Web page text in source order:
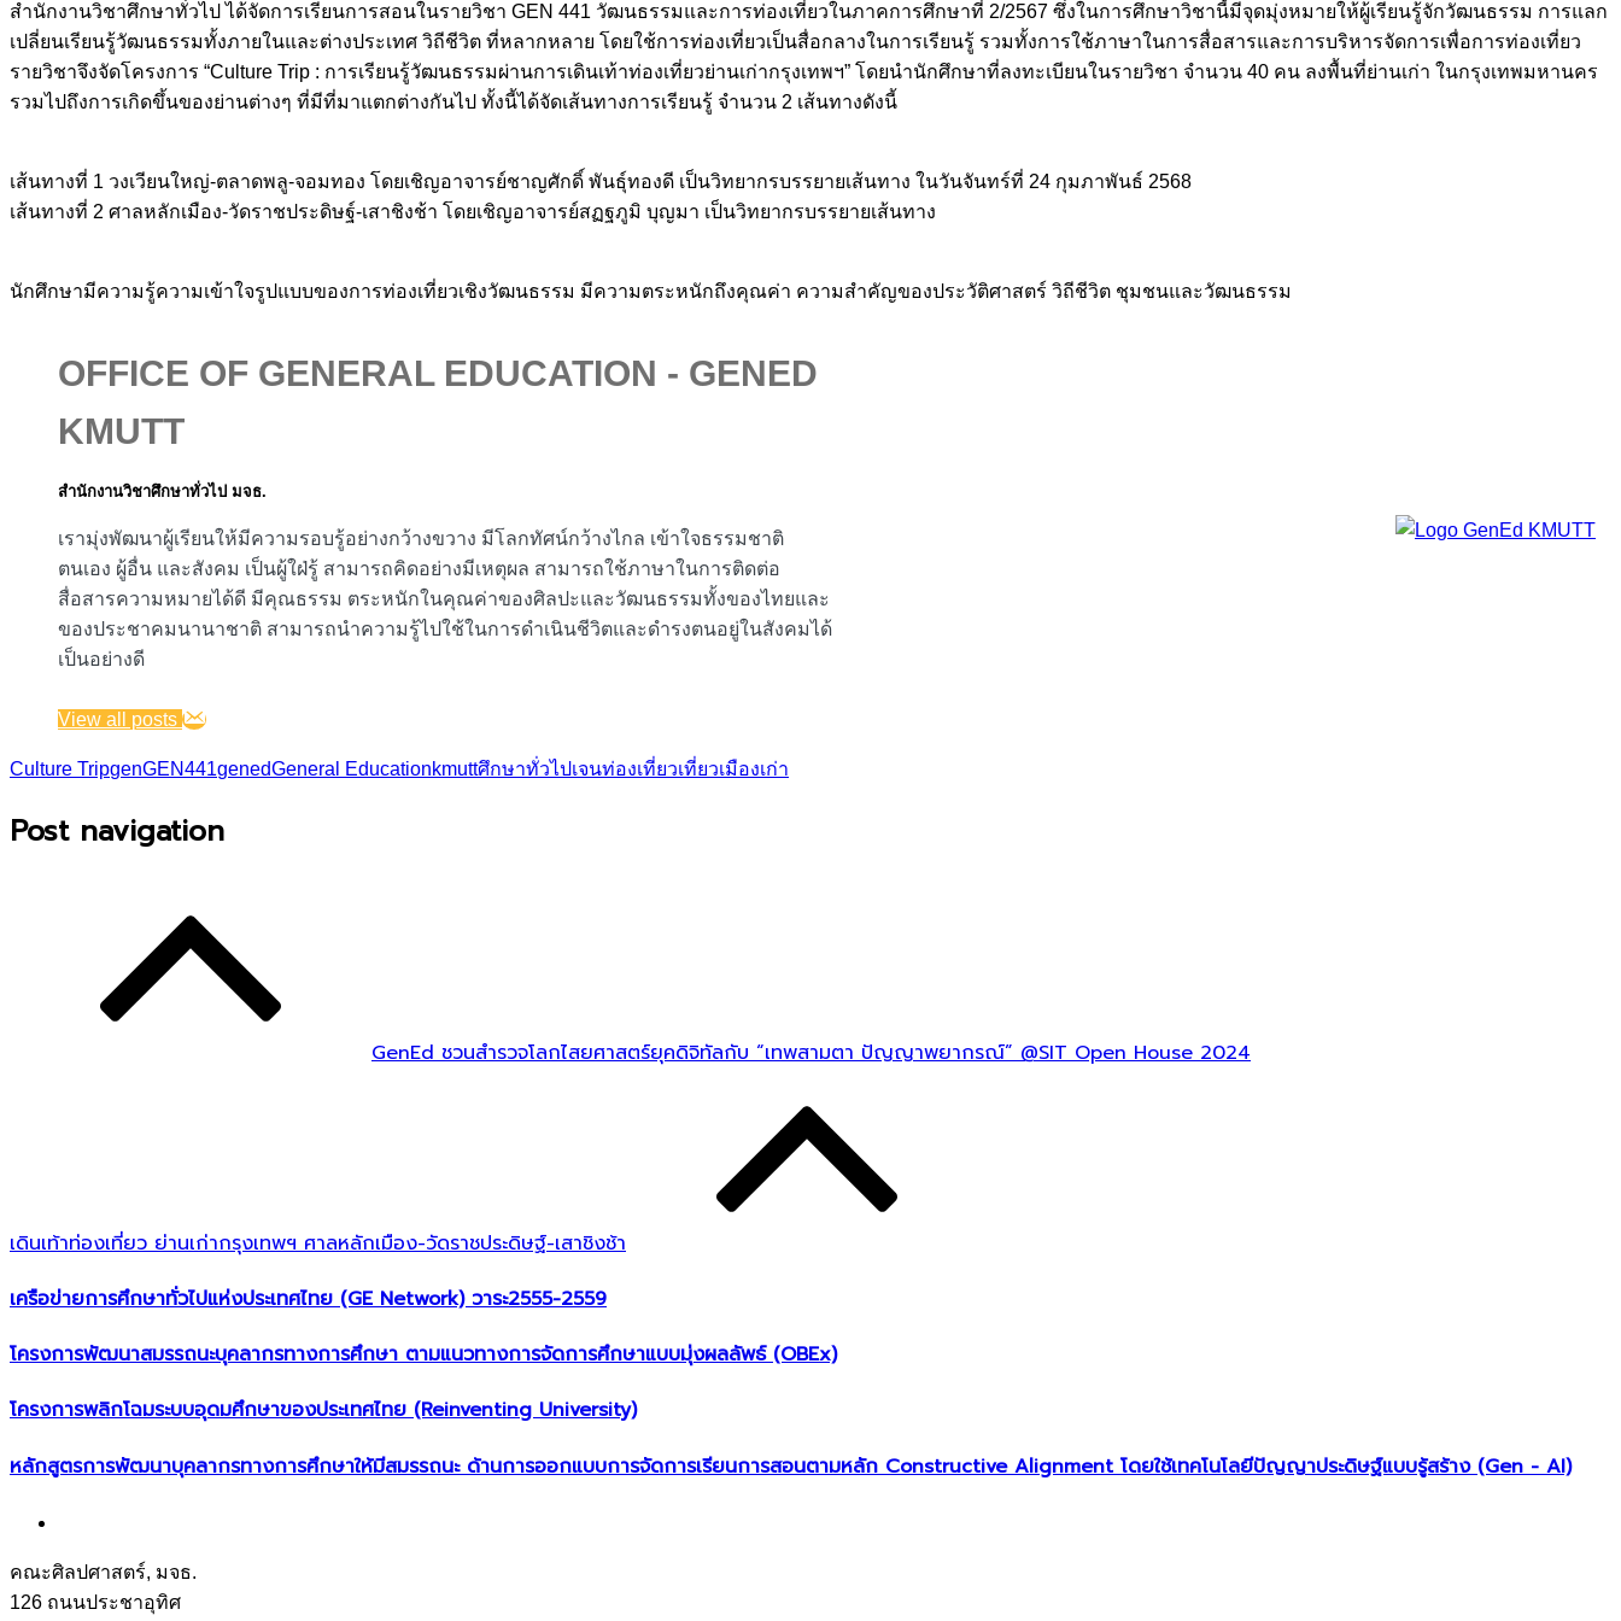
สำนักงานวิชาศึกษาทั่วไป ได้จัดการเรียนการสอนในรายวิชา GEN 441 วัฒนธรรมและการท่องเที่ยวในภาคการศึกษาที่ 2/2567 ซึ่งในการศึกษาวิชานี้มีจุดมุ่งหมายให้ผู้เรียนรู้จักวัฒนธรรม การแลก
เปลี่ยนเรียนรู้วัฒนธรรมทั้งภายในและต่างประเทศ วิถีชีวิต ที่หลากหลาย โดยใช้การท่องเที่ยวเป็นสื่อกลางในการเรียนรู้ รวมทั้งการใช้ภาษาในการสื่อสารและการบริหารจัดการเพื่อการท่องเที่ยว
รายวิชาจึงจัดโครงการ “Culture Trip : การเรียนรู้วัฒนธรรมผ่านการเดินเท้าท่องเที่ยวย่านเก่ากรุงเทพฯ” โดยนำนักศึกษาที่ลงทะเบียนในรายวิชา จำนวน 40 คน ลงพื้นที่ย่านเก่า ในกรุงเทพมหานคร
รวมไปถึงการเกิดขึ้นของย่านต่างๆ ที่มีที่มาแตกต่างกันไป ทั้งนี้ได้จัดเส้นทางการเรียนรู้ จำนวน 2 เส้นทางดังนี้
เส้นทางที่ 1 วงเวียนใหญ่-ตลาดพลู-จอมทอง โดยเชิญอาจารย์ชาญศักดิ์ พันธุ์ทองดี เป็นวิทยากรบรรยายเส้นทาง ในวันจันทร์ที่ 24 กุมภาพันธ์ 2568
เส้นทางที่ 2 ศาลหลักเมือง-วัดราชประดิษฐ์-เสาชิงช้า โดยเชิญอาจารย์สฏฐภูมิ บุญมา เป็นวิทยากรบรรยายเส้นทาง
นักศึกษามีความรู้ความเข้าใจรูปแบบของการท่องเที่ยวเชิงวัฒนธรรม มีความตระหนักถึงคุณค่า ความสำคัญของประวัติศาสตร์ วิถีชีวิต ชุมชนและวัฒนธรรม
OFFICE OF GENERAL EDUCATION - GENED
KMUTT
สำนักงานวิชาศึกษาทั่วไป มจธ.
เรามุ่งพัฒนาผู้เรียนให้มีความรอบรู้อย่างกว้างขวาง มีโลกทัศน์กว้างไกล เข้าใจธรรมชาติ
ตนเอง ผู้อื่น และสังคม เป็นผู้ใฝ่รู้ สามารถคิดอย่างมีเหตุผล สามารถใช้ภาษาในการติดต่อ
สื่อสารความหมายได้ดี มีคุณธรรม ตระหนักในคุณค่าของศิลปะและวัฒนธรรมทั้งของไทยและ
ของประชาคมนานาชาติ สามารถนำความรู้ไปใช้ในการดำเนินชีวิตและดำรงตนอยู่ในสังคมได้
เป็นอย่างดี
View all posts
Culture TripgenGEN441genedGeneral Educationkmuttศึกษาทั่วไปเจนท่องเที่ยวเที่ยวเมืองเก่า
Post navigation
GenEd ชวนสำรวจโลกไสยศาสตร์ยุคดิจิทัลกับ “เทพสามตา ปัญญาพยากรณ์” @SIT Open House 2024
เดินเท้าท่องเที่ยว ย่านเก่ากรุงเทพฯ ศาลหลักเมือง-วัดราชประดิษฐ์-เสาชิงช้า
เครือข่ายการศึกษาทั่วไปแห่งประเทศไทย (GE Network)​ วาระ2555-2559
โครงการพัฒนาสมรรถนะบุคลากรทางการศึกษา ตามแนวทางการจัดการศึกษาแบบมุ่งผลลัพธ์ (OBEx)
โครงการพลิกโฉมระบบอุดมศึกษาของประเทศไทย (Reinventing University)
หลักสูตรการพัฒนาบุคลากรทางการศึกษาให้มีสมรรถนะ ด้านการออกแบบการจัดการเรียนการสอนตามหลัก Constructive Alignment โดยใช้เทคโนโลยีปัญญาประดิษฐ์แบบรู้สร้าง (Gen - AI)
คณะศิลปศาสตร์, มจธ.
126 ถนนประชาอุทิศ